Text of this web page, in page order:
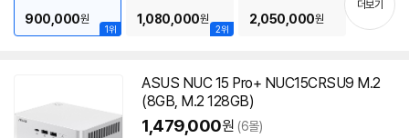
1위
900,000원
2위
1,080,000원 2,050,000원
더보기
ASUS NUC 15 Pro+ NUC15CRSU9 M.2
(8GB, M.2 128GB)
1,479,000원 (6몰)